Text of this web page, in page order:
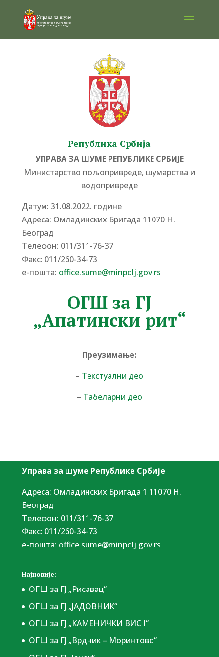
Република Србија
УПРАВА ЗА ШУМЕ РЕПУБЛИКЕ СРБИЈЕ
Министарство пољопривреде, шумарства и
водопривреде
Датум: 31.08.2022. године
Адреса: Омладинских Бригада 11070 Н.
Београд
Tелефон: 011/311-76-37
Факс: 011/260-34-73
е-пошта: office.sume@minpolj.gov.rs
ОГШ за ГЈ
„Апатински рит“
Преузимање:
– Текстуални део
– Табеларни део
Управа за шуме Републике Србије
Адреса: Омладинских Бригада 1 11070 Н.
Београд
Tелефон: 011/311-76-37
Факс: 011/260-34-73
е-пошта: office.sume@minpolj.gov.rs
Најновије:
ОГШ за ГЈ „Рисавац“
ОГШ за ГЈ „ЈАДОВНИК“
ОГШ за ГЈ „КАМЕНИЧКИ ВИС I“
ОГШ за ГЈ „Врдник – Моринтово“